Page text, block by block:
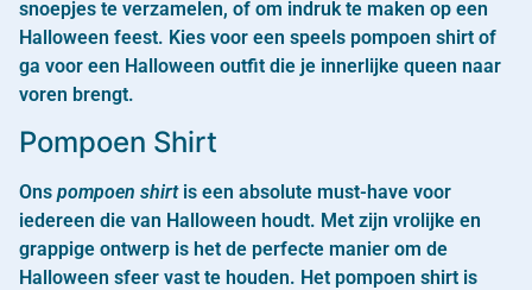
snoepjes te verzamelen, of om indruk te maken op een
Halloween feest. Kies voor een speels pompoen shirt of
ga voor een Halloween outfit die je innerlijke queen naar
voren brengt.
Pompoen Shirt
Ons pompoen shirtis een absolute must-have voor
iedereen die van Halloween houdt. Met zijn vrolijke en
grappige ontwerp is het de perfecte manier om de
Halloween sfeer vast te houden. Het pompoen shirt is